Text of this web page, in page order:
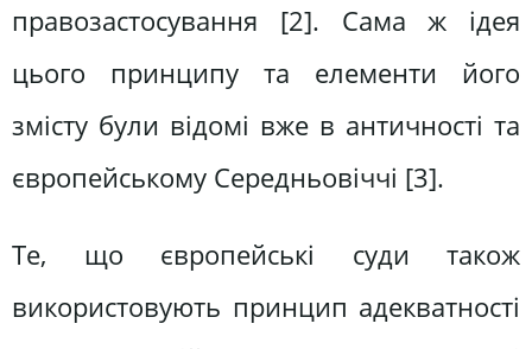
правозастосування [2]. Сама ж ідея
цього принципу та елементи його
змісту були відомі вже в античності та
європейському Середньовіччі [3].
Те, що європейські суди також
використовують принцип адекватності